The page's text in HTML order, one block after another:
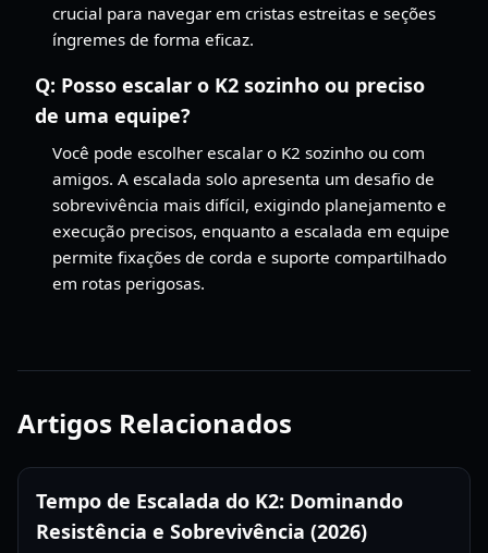
crucial para navegar em cristas estreitas e seções
íngremes de forma eficaz.
Q: Posso escalar o K2 sozinho ou preciso
de uma equipe?
Você pode escolher escalar o K2 sozinho ou com
amigos. A escalada solo apresenta um desafio de
sobrevivência mais difícil, exigindo planejamento e
execução precisos, enquanto a escalada em equipe
permite fixações de corda e suporte compartilhado
em rotas perigosas.
Artigos Relacionados
Tempo de Escalada do K2: Dominando
Resistência e Sobrevivência (2026)